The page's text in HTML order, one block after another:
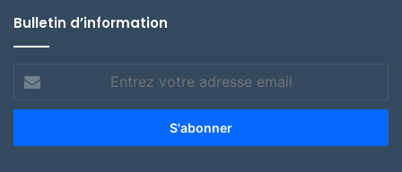
Bulletin d’information
Entrez
votre
adresse